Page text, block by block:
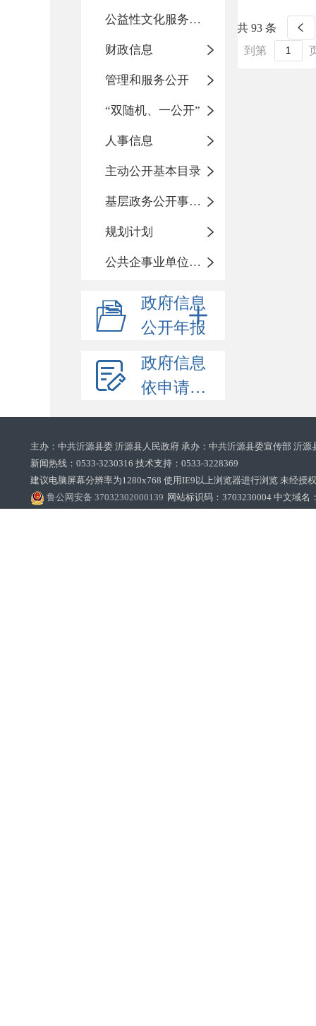
公益性文化服务活动
财政信息
管理和服务公开
“双随机、一公开”
人事信息
主动公开基本目录
基层政务公开事项标准目录
规划计划
公共企事业单位信息公开
政府信息
公开年报
政府信息
依申请公开
共 93 条
到第
主办：中共沂源县委 沂源县人民政府 承办：中共沂源县委宣传部 沂
新闻热线：0533-3230316 技术支持：0533-3228369‌‌
建议电脑屏幕分辨率为1280x768 使用IE9以上浏览器进行浏览 未经授
鲁公网安备 37032302000139 网站标识码：3703230004 中文域名